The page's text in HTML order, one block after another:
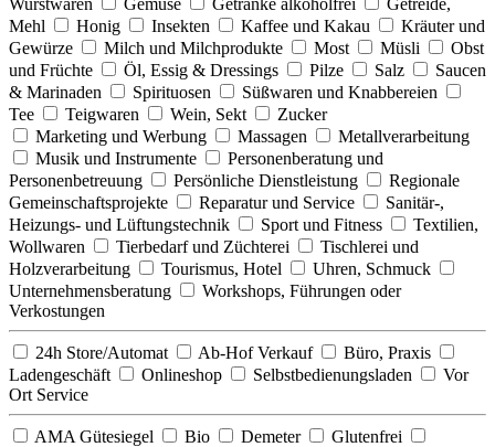
Mehl
Honig Insekten Kaffee und Kakau
Kräuter und
Gewürze
Milch und Milchprodukte Most Müsli
Obst
und Früchte
Öl, Essig & Dressings Pilze Salz
Saucen
& Marinaden
Spirituosen
Süßwaren und Knabbereien
Tee
Teigwaren Wein, Sekt
Zucker
Marketing und Werbung
Massagen
Metallverarbeitung
Musik und Instrumente
Personenberatung und
Personenbetreuung
Persönliche Dienstleistung
Regionale
Gemeinschaftsprojekte
Reparatur und Service
Sanitär-,
Heizungs- und Lüftungstechnik
Sport und Fitness
Textilien,
Wollwaren
Tierbedarf und Züchterei
Tischlerei und
Holzverarbeitung
Tourismus, Hotel
Uhren, Schmuck
Unternehmensberatung
Workshops, Führungen oder
Verkostungen
24h Store/Automat Ab-Hof Verkauf
Büro, Praxis
Ladengeschäft
Onlineshop Selbstbedienungsladen
Vor
Ort Service
AMA Gütesiegel Bio Demeter
Glutenfrei